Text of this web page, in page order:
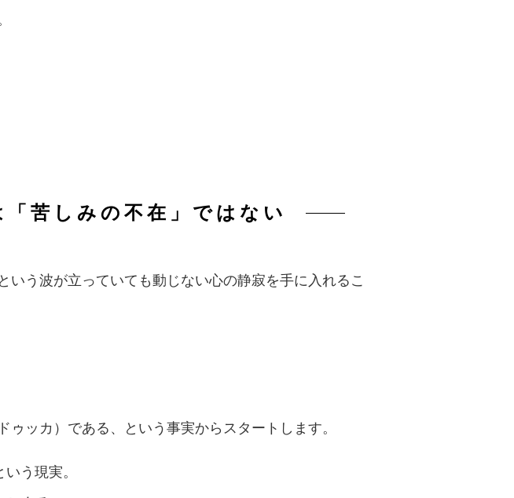
苦しみの不在」ではない
う波が立っていても動じない心の静寂を手に入れるこ
ッカ）である、という事実からスタートします。
う現実。